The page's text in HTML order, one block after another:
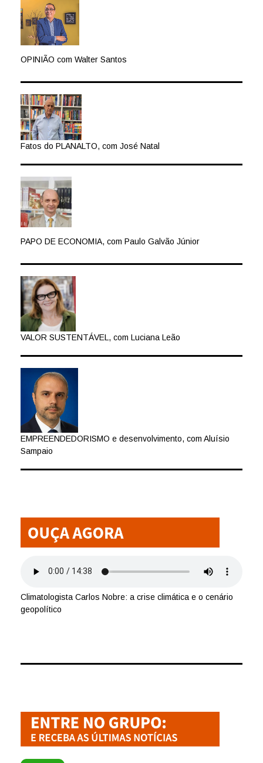
OPINIÃO com Walter Santos
Fatos do PLANALTO, com José Natal
PAPO DE ECONOMIA, com Paulo Galvão Júnior
VALOR SUSTENTÁVEL, com Luciana Leão
EMPREENDEDORISMO e desenvolvimento, com Aluísio
Sampaio
Climatologista Carlos Nobre: a crise climática e o cenário
geopolítico